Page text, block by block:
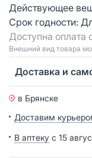
Действующее
Срок годности:
Доступна оплата
Bнешний вид товара
Доставка и
в Брянске
Доставим
В аптеку с 15